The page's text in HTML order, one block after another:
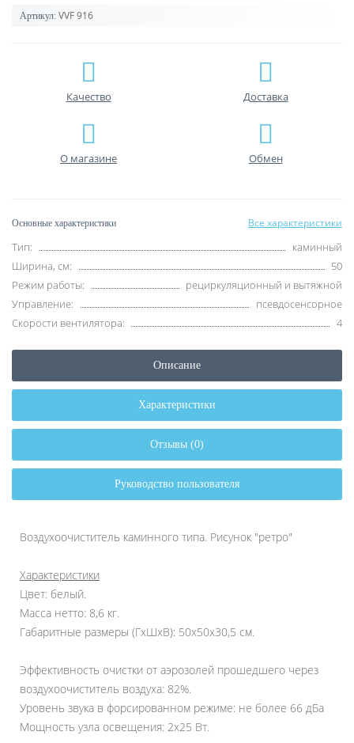
Артикул: VVF 916
Качество Доставка
О магазине Обмен
Основные характеристики Все характеристики
Тип:
каминный
Ширина, см:
50
Режим работы:
рециркуляционный и вытяжной
Управление:
псевдосенсорное
Скорости вентилятора:
4
Описание
Характеристики
Отзывы (0)
Руководство пользователя
Воздухоочиститель каминного типа. Рисунок "ретро"
Характеристики
Цвет: белый.
Масса нетто: 8,6 кг.
Габаритные размеры (ГхШхВ): 50х50х30,5 см.
Эффективность очистки от аэрозолей прошедшего через
воздухоочиститель воздуха: 82%.
Уровень звука в форсированном режиме: не более 66 дБа
Мощность узла освещения: 2х25 Вт.